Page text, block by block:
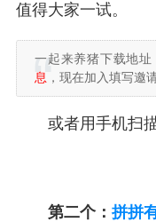
值得大家一试。
一起来养猪下载地址
息 ，现在加入填写邀
或者用手机扫
第二个： 拼拼